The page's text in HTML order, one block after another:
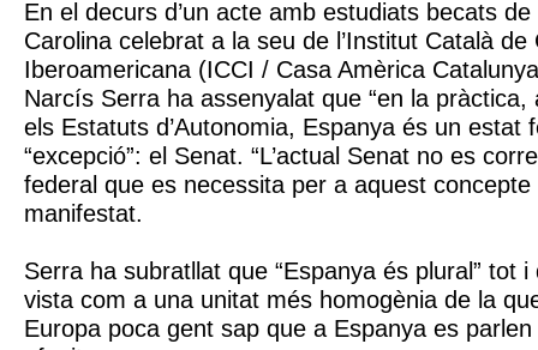
En el decurs d’un acte amb estudiats becats
Carolina celebrat a la seu de l’Institut Català de
Iberoamericana (ICCI / Casa Amèrica
Narcís Serra ha assenyalat que “en la pràctica,
els Estatuts d’Autonomia, Espanya és un estat
“excepció”: el Senat. “L’actual Senat no es
federal que es necessita per a aquest concepte
manifestat.
Serra ha subratllat que “Espanya és plural” tot
vista com a una unitat més homogènia de la
Europa poca gent sap que a Espanya es